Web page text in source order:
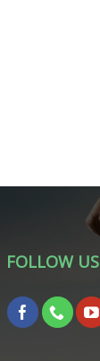
FOLLOW US